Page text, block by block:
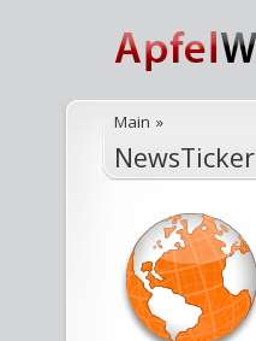
Main »
NewsTicker